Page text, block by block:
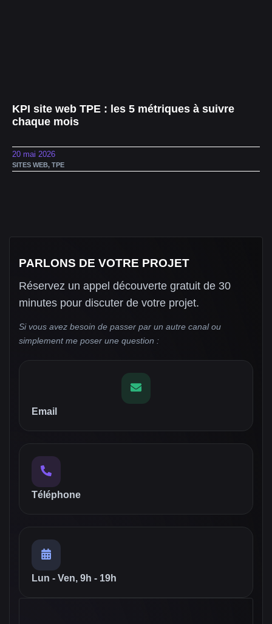
KPI site web TPE : les 5 métriques à suivre
chaque mois
20 mai 2026
SITES WEB, TPE
PARLONS DE VOTRE PROJET
Réservez un appel découverte gratuit de 30
minutes pour discuter de votre projet.
Si vous avez besoin de passer par un autre canal ou
simplement me poser une question :
Email
Téléphone
Lun - Ven, 9h - 19h